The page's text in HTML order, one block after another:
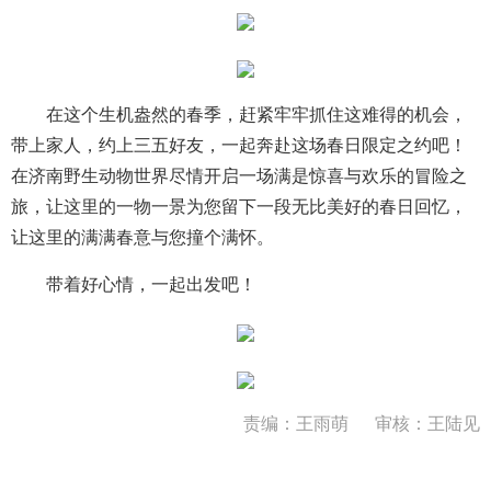
在这个生机盎然的春季，赶紧牢牢抓住这难得的机会，
带上家人，约上三五好友，一起奔赴这场春日限定之约吧！
在济南野生动物世界尽情开启一场满是惊喜与欢乐的冒险之
旅，让这里的一物一景为您留下一段无比美好的春日回忆，
让这里的满满春意与您撞个满怀。
带着好心情，一起出发吧！
责编：王雨萌 审核：王陆见